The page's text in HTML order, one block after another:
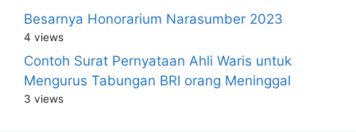
Besarnya Honorarium Narasumber 2023
4 views
Contoh Surat Pernyataan Ahli Waris untuk
Mengurus Tabungan BRI orang Meninggal
3 views